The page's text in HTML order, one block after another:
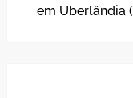
em Uberlândia